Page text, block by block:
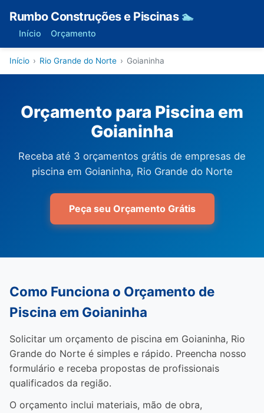
Rumbo Construções e Piscinas 🏊
Início Orçamento
Início › Rio Grande do Norte › Goianinha
Orçamento para Piscina em
Goianinha
Receba até 3 orçamentos grátis de empresas de
piscina em Goianinha, Rio Grande do Norte
Peça seu Orçamento Grátis
Como Funciona o Orçamento de
Piscina em Goianinha
Solicitar um orçamento de piscina em Goianinha, Rio
Grande do Norte é simples e rápido. Preencha nosso
formulário e receba propostas de profissionais
qualificados da região.
O orçamento inclui materiais, mão de obra,